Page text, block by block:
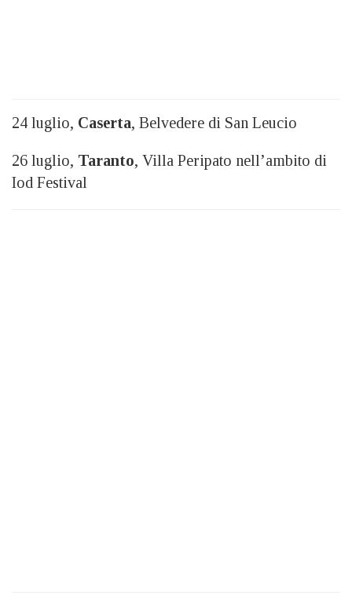
24 luglio, Caserta, Belvedere di San Leucio
26 luglio, Taranto, Villa Peripato nell’ambito di
Iod Festival